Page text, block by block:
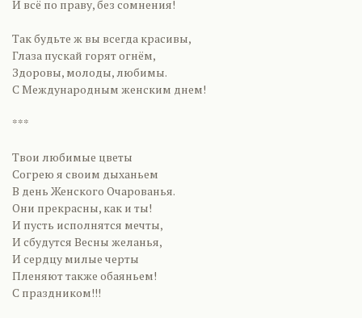
И всё по праву, без сомнения!
Так будьте ж вы всегда красивы,
Глаза пускай горят огнём,
Здоровы, молоды, любимы.
С Международным женским днем!
***
Твои любимые цветы
Согрею я своим дыханьем
В день Женского Очарованья.
Они прекрасны, как и ты!
И пусть исполнятся мечты,
И сбудутся Весны желанья,
И сердцу милые черты
Пленяют также обаяньем!
С праздником!!!